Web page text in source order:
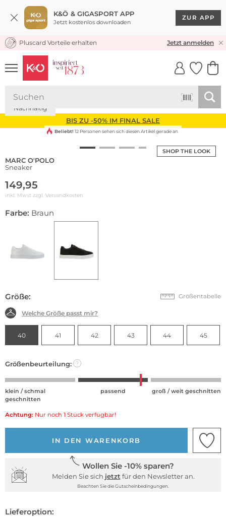
K&Ö & GIGASPORT APP
Jetzt kostenlos downloaden
ZUR APP
KOSTENLOSER VERSAND* & RÜCKVERSAND
Pluscard Vorteile erhalten Jetzt anmelden
UNSERE APP
CLICK &
BIS ZU -50% IM FINAL SALE
SHOP THE LOOK
Nachhaltig
Beliebt! 12 Personen sehen sich diesen Artikel gerade an
MARC O'POLO
Sneaker
149,95
inkl. Mwst zzgl. Versandkosten
Farbe: Braun
Größe: Größentabelle
Welche Größe passt mir?
40 41 42 43 44 45
Größenbeurteilung: ?
klein / schmal
geschnitten
passend groß / weit geschnitten
Achtung: Nur noch 1 Stück verfügbar!
IN DEN WARENKORB
Wollen Sie -10% sparen?
Melden Sie sich jetzt für den Newsletter an.
Beachten Sie die Gutscheinbedingungen.
Lieferoption: